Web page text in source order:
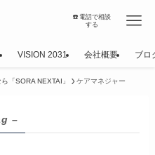
☎️電話で相談
する
VISION 2031 会社概要 ブロ
「SORA NEXTAI」 ケアマネジャー
–